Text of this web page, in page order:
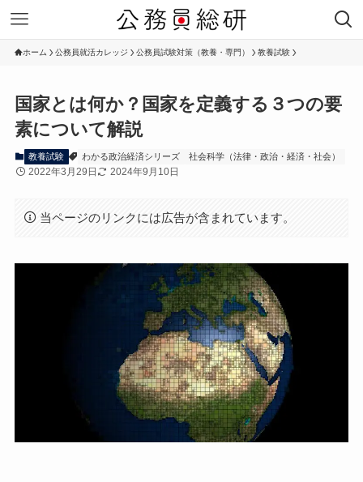
ホーム 公務員就活カレッジ 公務員試験対策（教養・専門） 教養試験
国家とは何か？国家を定義する３つの要
素について解説
教養試験 わかる政治経済シリーズ 社会科学（法律・政治・経済・社会）
2022年3月29日 2024年9月10日
当ページのリンクには広告が含まれています。